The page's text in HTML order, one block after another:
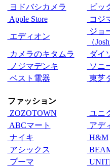
ヨドバシカメラ
ビッ
Apple Store
コジ
エディオン
ジョ
（
カメラのキタムラ ダイ
ノジマデンキ
ソニ
ベスト電器
東芝
ファッション
ZOZOTOWN
ユニ
ABCマート
アデ
ナイキ
H&M
アシックス
プーマ